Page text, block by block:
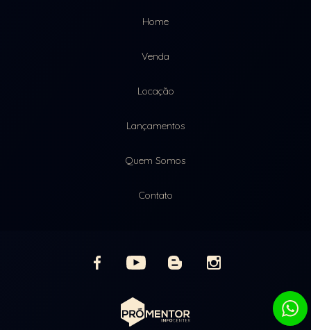
Home
Venda
Locação
Lançamentos
Quem Somos
Contato